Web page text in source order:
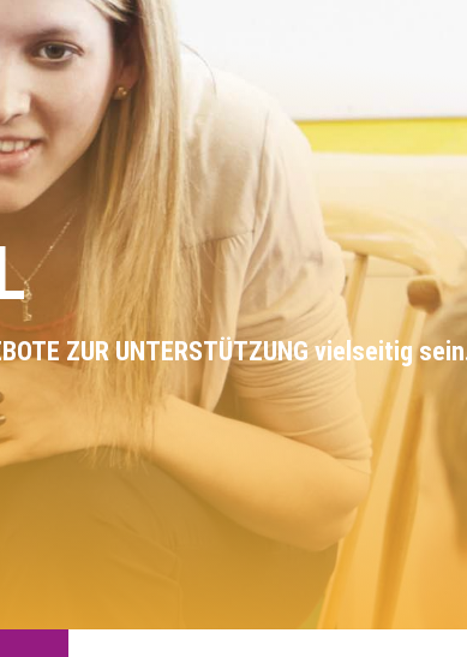
ZUR UNTERSTÜTZUNG vielseitig